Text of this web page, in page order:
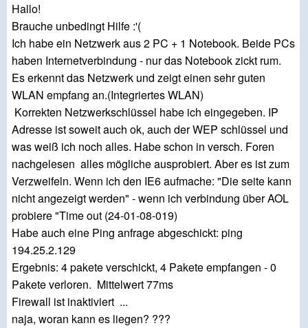
Hallo!
Brauche unbedingt Hilfe :'(
Ich habe ein Netzwerk aus 2 PC + 1 Notebook. Beide PCs
haben Internetverbindung - nur das Notebook zickt rum.
Es erkennt das Netzwerk und zeigt einen sehr guten
WLAN empfang an.(Integriertes WLAN)
Korrekten Netzwerkschlüssel habe ich eingegeben. IP
Adresse ist soweit auch ok, auch der WEP schlüssel und
was weiß ich noch alles. Habe schon in versch. Foren
nachgelesen alles mögliche ausprobiert. Aber es ist zum
Verzweifeln. Wenn ich den IE6 aufmache: "Die seite kann
nicht angezeigt werden" - wenn ich verbindung über AOL
probiere "Time out (24-01-08-019)
Habe auch eine Ping anfrage abgeschickt: ping
194.25.2.129
Ergebnis: 4 pakete verschickt, 4 Pakete empfangen - 0
Pakete verloren. Mittelwert 77ms
Firewall ist inaktiviert ...
naja, woran kann es liegen? ???